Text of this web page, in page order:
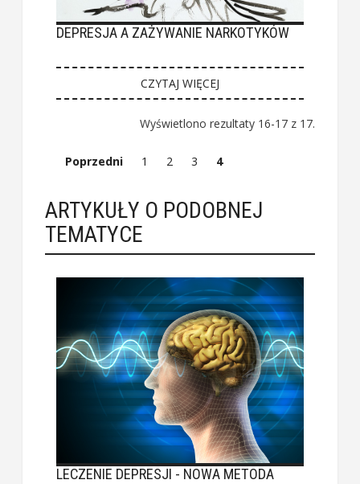
DEPRESJA A ZAŻYWANIE NARKOTYKÓW
CZYTAJ WIĘCEJ
Wyświetlono rezultaty 16-17 z 17.
Poprzedni 1 2 3 4
ARTYKUŁY O PODOBNEJ
TEMATYCE
LECZENIE DEPRESJI - NOWA METODA